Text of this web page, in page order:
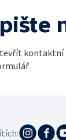
kontaktní